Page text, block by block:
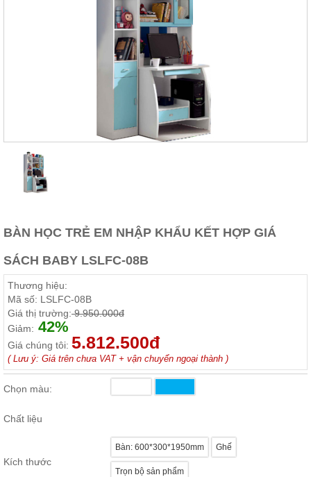
Nội
Phòng
Giường
ngủ, tủ
áo, bàn
trang
điểm
Nội
Phòng
Ăn
ăn,
kệ
Nội
BÀN HỌC TRẺ EM NHẬP KHẨU KẾT HỢP GIÁ
SÁCH BABY LSLFC-08B
Thương hiệu:
Mã số: LSLFC-08B
Giá thị trường:9.950.000đ
Giảm: 42%
Giá chúng tôi: 5.812.500đ
( Lưu ý: Giá trên chưa VAT + vận chuyển ngoại thành )
Chọn màu:
Chất liệu
Kích thước
Bàn: 600*300*1950mm Ghế
Trọn bộ sản phẩm